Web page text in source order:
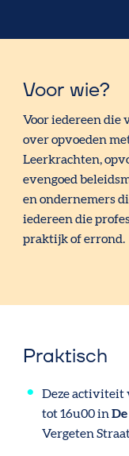
Voor wie?
Voor iedereen die
over opvoeden
Leerkrachten,
evengoed
en ondernemers
iedereen die
praktijk of errond.
Praktisch
Deze activiteit
tot 16u00 in
Vergeten